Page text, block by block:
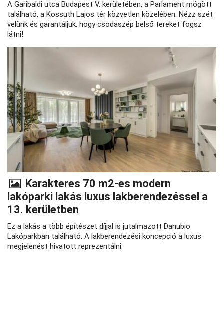
A Garibaldi utca Budapest V. kerületében, a Parlament mögött
található, a Kossuth Lajos tér közvetlen közelében. Nézz szét
velünk és garantáljuk, hogy csodaszép belső tereket fogsz
látni!
Karakteres 70 m2-es modern
lakóparki lakás luxus lakberendezéssel a
13. kerületben
Ez a lakás a több építészet díjjal is jutalmazott Danubio
Lakóparkban található. A lakberendezési koncepció a luxus
megjelenést hivatott reprezentálni.